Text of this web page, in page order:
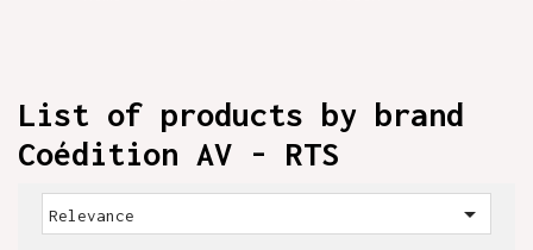
List of products by brand
Coédition AV - RTS
Relevance 